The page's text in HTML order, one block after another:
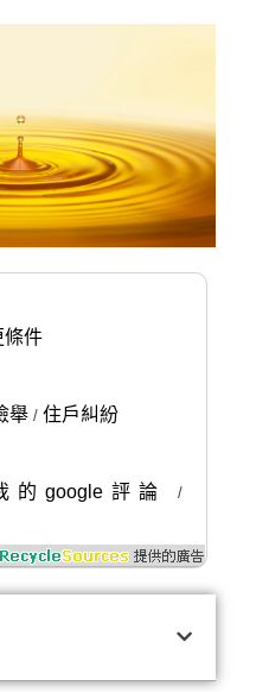
條件
舉/ 住戶糾紛
的google評論 /